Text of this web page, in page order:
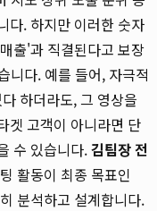
다. 하지만 이러한 숫자
출'과 직결된다고 보장
니다. 예를 들어, 자극적
하더라도, 그 영상을
겟 고객이 아니라면 단
수 있습니다.김팀장 전
활동이 최종 목표인
분석하고 설계합니다.